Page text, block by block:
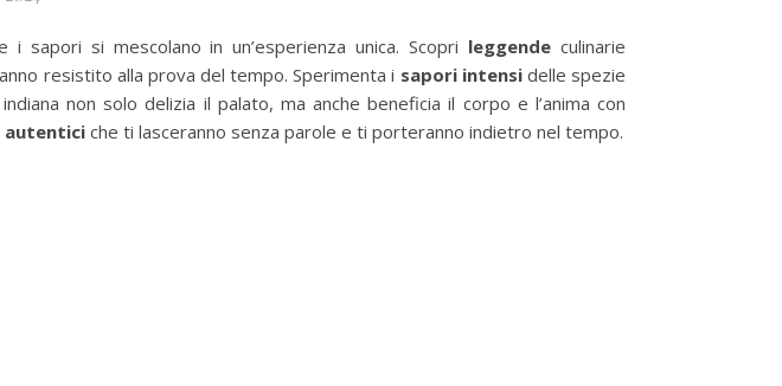
sapori si mescolano in un’esperienza unica. Scopri leggende culinarie
resistito alla prova del tempo. Sperimenta i sapori intensidelle spezie
non solo delizia il palato, ma anche beneficia il corpo e l’anima con
autentici che ti lasceranno senza parole e ti porteranno indietro nel tempo.